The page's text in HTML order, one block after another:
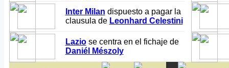
Inter Milan dispuesto a pagar la
clausula de Leonhard Celestini
Laziose centra en el fichaje de
Daniél Mészoly